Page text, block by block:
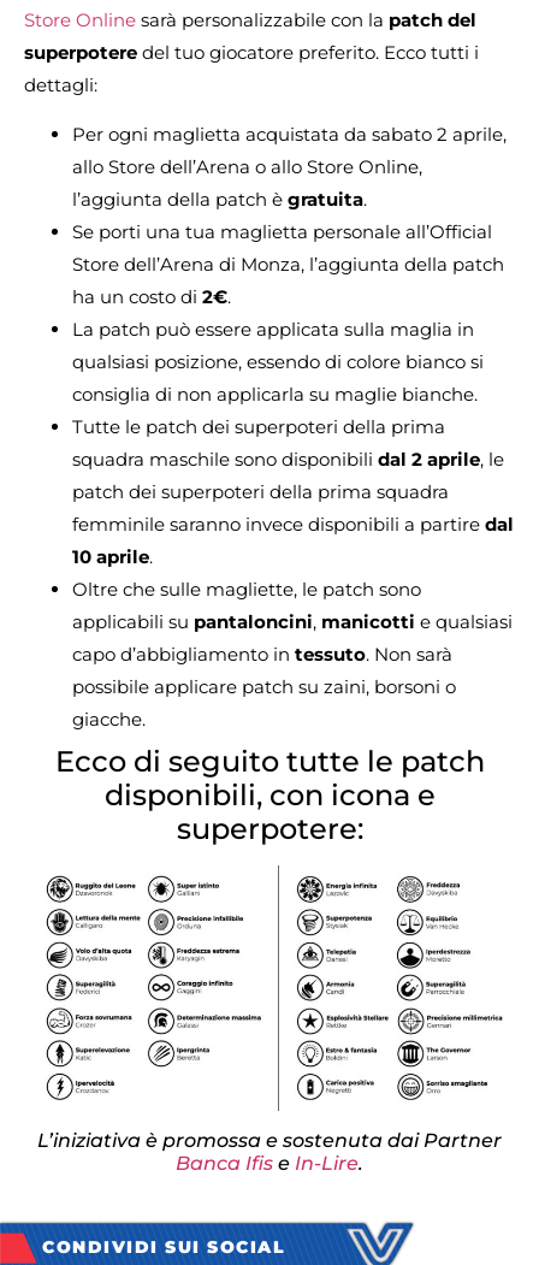
Store Online sarà personalizzabile con la patch del
superpotere del tuo giocatore preferito. Ecco tutti i
dettagli:
Per ogni maglietta acquistata da sabato 2 aprile,
allo Store dell’Arena o allo Store Online,
l’aggiunta della patch è gratuita.
Se porti una tua maglietta personale all’Official
Store dell’Arena di Monza, l’aggiunta della patch
ha un costo di 2€.
La patch può essere applicata sulla maglia in
qualsiasi posizione, essendo di colore bianco si
consiglia di non applicarla su maglie bianche.
Tutte le patch dei superpoteri della prima
squadra maschile sono disponibili dal 2 aprile, le
patch dei superpoteri della prima squadra
femminile saranno invece disponibili a partire dal
10 aprile.
Oltre che sulle magliette, le patch sono
applicabili su pantaloncini, manicotti e qualsiasi
capo d’abbigliamento in tessuto. Non sarà
possibile applicare patch su zaini, borsoni o
giacche.
Ecco di seguito tutte le patch
disponibili, con icona e
superpotere:
L’iniziativa è promossa e sostenuta dai Partner
Banca Ifis e In-Lire.
CONDIVIDI SUI SOCIAL